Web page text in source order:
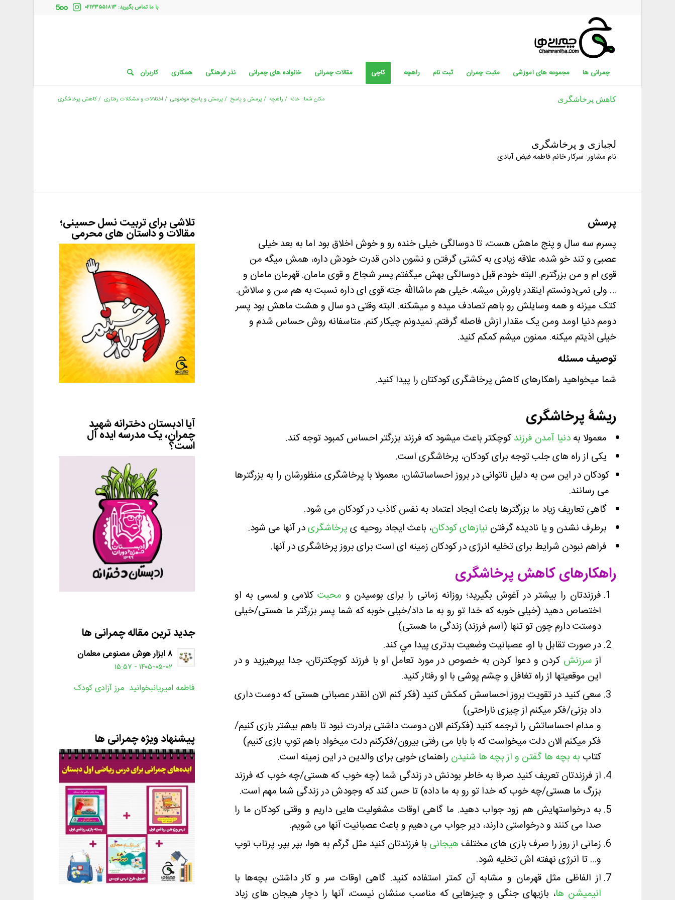
با ما تماس بگیرید: ۰۲۱۳۳۵۵۱۸۱۳
چمرانی ها مجموعه های آموزشی مثبت چمران ثبت نام راهچه کاچی مقالات چمرانی خانواده های چمرانی نذر فرهنگی همکاری کاربران
کاهش پرخاشگری مکان شما: خانه / راهچه /پرسش و پاسخ /پرسش و پاسخ موضوعی / اختلالات و مشکلات رفتاری /کاهش پرخاشگری
لجبازی و پرخاشگری
نام مشاور: سرکار خانم فاطمه فیض آبادی
پرسش
پسرم سه سال و پنج ماهش هست، تا دوسالگی خیلی خنده رو و خوش اخلاق بود اما به بعد خیلی
عصبی و تند خو شده، علاقه زیادی به کشتی گرفتن و نشون دادن قدرت خودش داره، همش میگه من
قوی ام و من بزرگترم. البته خودم قبل دوسالگی بهش میگفتم پسر شجاع و قوی مامان. قهرمان مامان و
… ولی نمی‌دونستم اینقدر باورش میشه. خیلی هم ماشاالله جثه قوی ای داره نسبت به هم سن و سالاش.
کتک میزنه و همه وسایلش رو باهم تصادف میده و میشکنه. البته وقتی دو سال و هشت ماهش بود پسر
دومم دنیا اومد ومن یک مقدار ازش فاصله گرفتم. نمیدونم چیکار کنم. متاسفانه روش حساس شدم و
خیلی اذیتم میکنه. ممنون میشم کمکم کنید.
توصیف مسئله
شما میخواهید راهکارهای کاهش پرخاشگری کودکتان را پیدا کنید.
ریشۀ پرخاشگری
معمولا بهدنیا آمدن فرزندکوچکتر باعث میشود که فرزند بزرگتر احساس کمبود توجه کند.
یکی از راه های جلب توجه برای کودکان، پرخاشگری است.
کودکان در این سن به دلیل ناتوانی در بروز احساساتشان، معمولا با پرخاشگری منظورشان را به بزرگترها
می رسانند.
گاهی تعاریف زیاد ما بزرگترها باعث ایجاد اعتماد به نفس کاذب در کودکان می شود.
برطرف نشدن و یا نادیده گرفتن نیازهای کودکان، باعث ایجاد روحیه یپرخاشگریدر آنها می شود.
فراهم نبودن شرایط برای تخلیه انرژی در کودکان زمینه ای است برای بروز پرخاشگری در آنها.
راهکارهای کاهش پرخاشگری
فرزندتان را بیشتر در آغوش بگیرید؛ روزانه زمانی را برای بوسیدن و محبتکلامی و لمسی به او
اختصاص دهید (خیلی خوبه که خدا تو رو به ما داد/خیلی خوبه که شما پسر بزرگتر ما هستی/خیلی
دوستت دارم چون تو تنها (اسم فرزند) زندگی ما هستی)
در صورت تقابل با او، عصبانيت وضعيت بدتری پیدا مي کند.
ازسرزنش کردن و دعوا کردن به خصوص در مورد تعامل او با فرزند کوچکترتان، جدا بپرهیزید و در
این موقعیتها از راه تغافل و چشم پوشی با او رفتار کنید.
سعی کنید در تقویت بروز احساسش کمکش کنید (فکر کنم الان انقدر عصبانی هستی که دوست داری
داد بزنی/فکر میکنم از چیزی ناراحتی)
و مدام احساساتش را ترجمه کنید (فکرکنم الان دوست داشتی برادرت نبود تا باهم بیشتر بازی کنیم/
فکر میکنم الان دلت میخواست که با بابا می رفتی بیرون/فکرکنم دلت میخواد باهم توپ بازی کنیم)
کتاب به بچه ها گفتن و از بچه ها شنیدن راهنمای خوبی برای والدین در این زمینه است.
از فرزندتان تعریف کنید صرفا به خاطر بودنش در زندگی شما (چه خوب که هستی/چه خوب که فرزند
بزرگ ما هستی/چه خوب که خدا تو رو به ما داده) تا حس کند که وجودش در زندگی شما مهم است.
به درخواستهایش هم زود جواب دهید. ما گاهی اوقات مشغولیت هایی داریم و وقتی کودکان ما را
صدا می کنند و درخواستی دارند، دیر جواب می دهیم و باعث عصبانیت آنها می شویم.
زمانی از روز را صرف بازی های مختلف هیجانی با فرزندتان کنید مثل گرگم به هوا، بپر بپر، پرتاب توپ
و… تا انرژی نهفته اش تخلیه شود.
از الفاظی مثل قهرمان و مشابه آن کمتر استفاده کنید. گاهی اوقات سر و کار داشتن بچه‌ها با
انیمیشن ها، بازیهای جنگی و چیزهایی که مناسب سنشان نیست، آنها را دچار هیجان های زیاد
تلاشی برای تربیت نسل حسینی؛
مقالات و داستان های محرمی
آیا ادبستان دخترانه شهید
چمران، یک مدرسه ایده آل
است؟
جدید ترین مقاله چمرانی ها
۸ ابزار هوش مصنوعی معلمان
۱۴۰۵-۰۵-۰۲ - ۱۵:۵۷
فاطمه امیریانبخوانید مرز آزادی کودک
پیشنهاد ویژه چمرانی ها